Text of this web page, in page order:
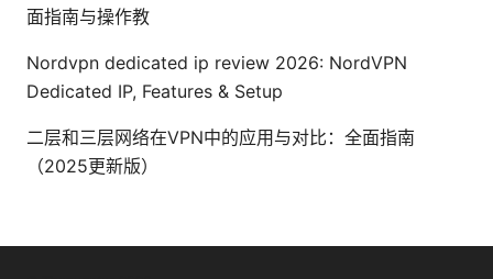
面指南与操作教
Nordvpn dedicated ip review 2026: NordVPN
Dedicated IP, Features & Setup
二层和三层网络在VPN中的应用与对比：全面指南
（2025更新版）